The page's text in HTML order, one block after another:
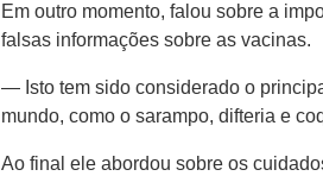
Em outro momento, falou sobre a
falsas informações sobre as vacinas.
— Isto tem sido considerado o
mundo, como o sarampo, difteria e
Ao final ele abordou sobre os